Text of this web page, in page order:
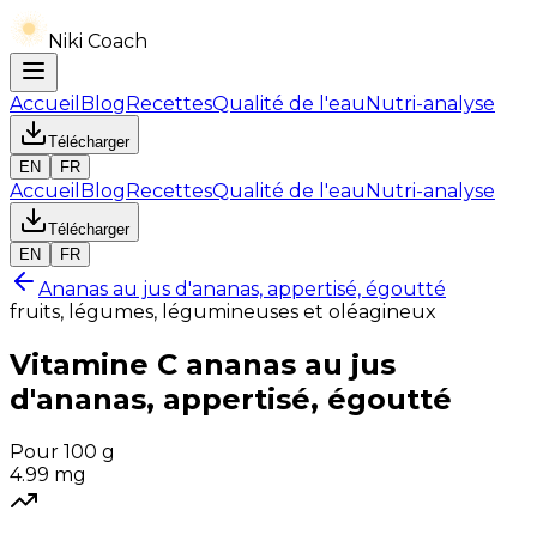
Niki Coach
Accueil BlogRecettesQualité de l'eauNutri-analyse
Télécharger
EN
FR
Accueil BlogRecettesQualité de l'eauNutri-analyse
Télécharger
EN
FR
Ananas au jus d'ananas, appertisé, égoutté
fruits, légumes, légumineuses et oléagineux
Vitamine C ananas au jus
d'ananas, appertisé, égoutté
Pour 100 g
4.99 mg